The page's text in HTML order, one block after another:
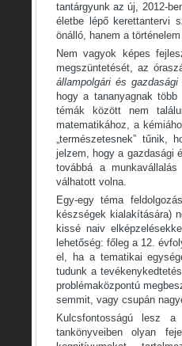
tantárgyunk az új, 2012-
életbe lépő kerettantervi
önálló, hanem a
Nem vagyok képes
megszüntetését, az
állampolgári és gazdasági
hogy a tananyagnak
témák között nem
matematikához, a
„természetesnek” tűnik,
jelzem, hogy a gazdasági
továbbá a
válhatott volna.
Egy-egy téma
készségek kialakítására)
kissé naiv
lehetőség: főleg a 12.
el, ha a tematikai
tudunk a
problémaközpontú
semmit, vagy csupán
Kulcsfontosságú lesz
tankönyveiben olyan